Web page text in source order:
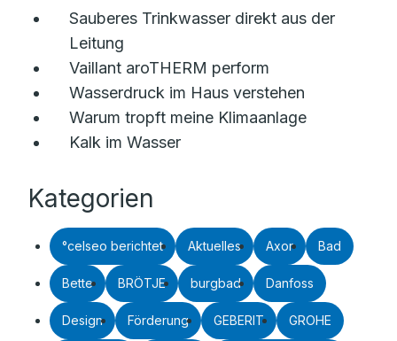
Sauberes Trinkwasser direkt aus der
Leitung
Vaillant aroTHERM perform
Wasserdruck im Haus verstehen
Warum tropft meine Klimaanlage
Kalk im Wasser
Kategorien
°celseo berichtet Aktuelles Axor Bad
Bette BRÖTJE burgbad Danfoss
Design Förderung GEBERIT GROHE